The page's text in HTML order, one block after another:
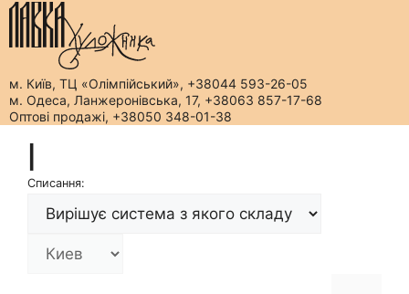
м. Київ, ТЦ «Олімпійський», +38044 593-26-05
м. Одеса, Ланжеронівська, 17, +38063 857-17-68
Оптові продажі, +38050 348-01-38
вмістуСписання: